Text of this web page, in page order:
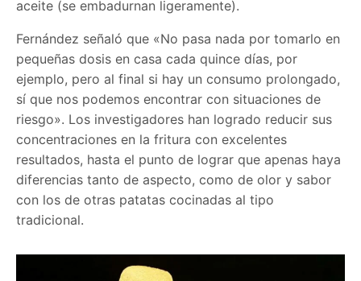
aceite (se embadurnan ligeramente).
Fernández señaló que «No pasa nada por tomarlo en
pequeñas dosis en casa cada quince días, por
ejemplo, pero al final si hay un consumo prolongado,
sí que nos podemos encontrar con situaciones de
riesgo». Los investigadores han logrado reducir sus
concentraciones en la fritura con excelentes
resultados, hasta el punto de lograr que apenas haya
diferencias tanto de aspecto, como de olor y sabor
con los de otras patatas cocinadas al tipo
tradicional.